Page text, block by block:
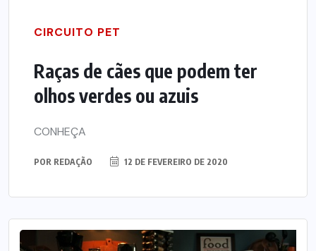
CIRCUITO PET
Raças de cães que podem ter
olhos verdes ou azuis
CONHEÇA
POR REDAÇÃO 12 DE FEVEREIRO DE 2020